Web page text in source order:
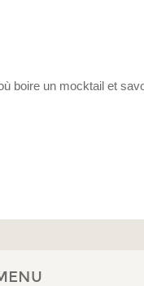
boire un mocktail et